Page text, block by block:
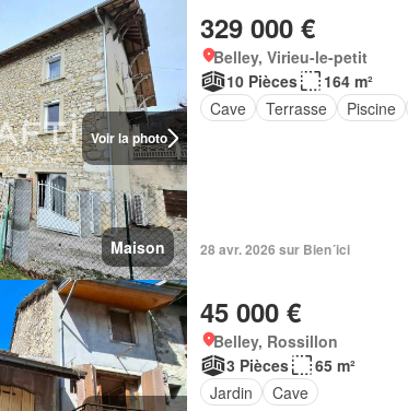
Voir la photo
Maison
329 000 €
Belley, Virieu-le-petit
10 Pièces
164 m²
Cave
Terrasse Piscine
28 avr. 2026 sur Bien´ici
45 000 €
Belley, Rossillon
3 Pièces
65 m²
Jardin
Cave